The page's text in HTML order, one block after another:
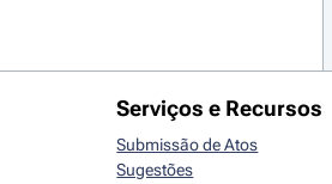
Serviços e Recursos
Submissão de Atos
Sugestões